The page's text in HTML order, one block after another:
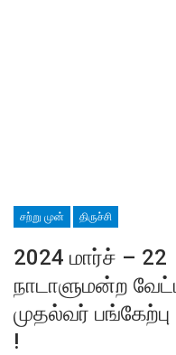
சற்று முன் திருச்சி
2024 மார்ச் – 22 :
நாடாளுமன்ற
முதல்வர்
!